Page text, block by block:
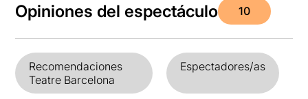
Opiniones del espectáculo 10
Recomendaciones
Teatre Barcelona
Espectadores/as